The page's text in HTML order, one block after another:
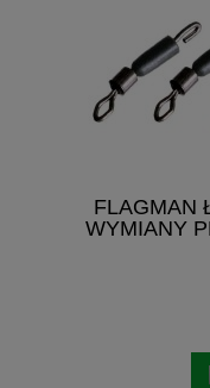
FLAGMAN
WYMIANY